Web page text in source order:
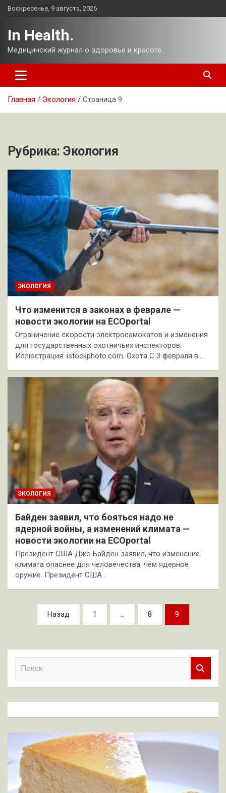
Перейти
Воскресенье, 9 августа, 2026
In Health.
Медицинский журнал о здоровье и красоте.
Главная Экология Страница 9
Рубрика: Экология
ЭКОЛОГИЯ
Что изменится в законах в феврале —
новости экологии на ECOportal
Ограничение скорости электросамокатов и изменения
для государственных охотничьих инспекторов.
Иллюстрация: istockphoto.com. Охота С 3 февраля в…
ЭКОЛОГИЯ
Байден заявил, что бояться надо не
ядерной войны, а изменений климата —
новости экологии на ECOportal
Президент США Джо Байден заявил, что изменение
климата опаснее для человечества, чем ядерное
оружие. Президент США…
Пагинация
записей
Назад 1 8 9
к